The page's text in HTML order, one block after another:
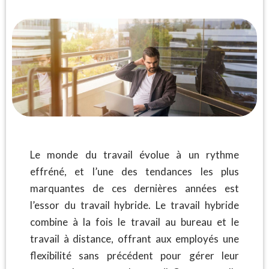
Le monde du travail évolue à un rythme
effréné, et l’une des tendances les plus
marquantes de ces dernières années est
l’essor du travail hybride. Le travail hybride
combine à la fois le travail au bureau et le
travail à distance, offrant aux employés une
flexibilité sans précédent pour gérer leur